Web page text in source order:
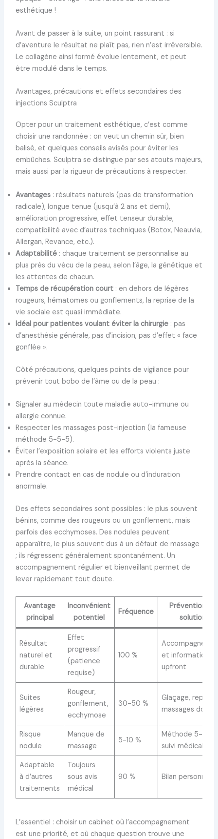
esthétique !
Avant de passer à la suite, un point rassurant : si
d’aventure le résultat ne plaît pas, rien n’est irréversible.
Le collagène ainsi formé évolue lentement, et peut
être modulé dans le temps.
Avantages, précautions et effets secondaires des
injections Sculptra
Opter pour un traitement esthétique, c’est comme
choisir une randonnée : on veut un chemin sûr, bien
balisé, et quelques conseils avisés pour éviter les
embûches. Sculptra se distingue par ses atouts majeurs,
mais aussi par la rigueur de précautions à respecter.
Avantages: résultats naturels (pas de transformation
radicale), longue tenue (jusqu’à 2 ans et demi),
amélioration progressive, effet tenseur durable,
compatibilité avec d’autres techniques (Botox, Neauvia,
Allergan, Revance, etc.).
Adaptabilité: chaque traitement se personnalise au
plus près du vécu de la peau, selon l’âge, la génétique et
les attentes de chacun.
Temps de récupération court: en dehors de légères
rougeurs, hématomes ou gonflements, la reprise de la
vie sociale est quasi immédiate.
Idéal pour patientes voulant éviter la chirurgie: pas
d’anesthésie générale, pas d’incision, pas d’effet « face
gonflée ».
Côté précautions, quelques points de vigilance pour
prévenir tout bobo de l’âme ou de la peau :
Signaler au médecin toute maladie auto-immune ou
allergie connue.
Respecter les massages post-injection (la fameuse
méthode 5-5-5).
Éviter l’exposition solaire et les efforts violents juste
après la séance.
Prendre contact en cas de nodule ou d’induration
anormale.
Des effets secondaires sont possibles : le plus souvent
bénins, comme des rougeurs ou un gonflement, mais
parfois des ecchymoses. Des nodules peuvent
apparaître, le plus souvent dus à un défaut de massage
; ils régressent généralement spontanément. Un
accompagnement régulier et bienveillant permet de
lever rapidement tout doute.
Avantage
principal
Inconvénient
potentiel
Fréquence
Prévention ou
solution
Résultat
naturel et
durable
Effet
progressif
(patience
requise)
100 %
et information
upfront
Suites
légères
Rougeur,
gonflement,
ecchymose
30-50 %
Glaçage, repos,
massages doux
Risque
nodule
Manque de
massage
5-10 %
Méthode 5-5-5,
suivi médical
Adaptable
à d’autres
traitements
Toujours
sous avis
médical
90 % Bilan
L’essentiel : choisir un cabinet où l’accompagnement
est une priorité, et où chaque question trouve une